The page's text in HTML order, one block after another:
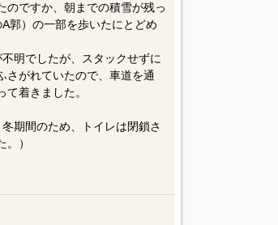
のですか、朝までの積雪が残っ
郭）の一部を歩いたにとどめ
明でしたが、スタックせずに
さがれていたので、車道を通
着きました。
期間のため、トイレは閉鎖さ
）